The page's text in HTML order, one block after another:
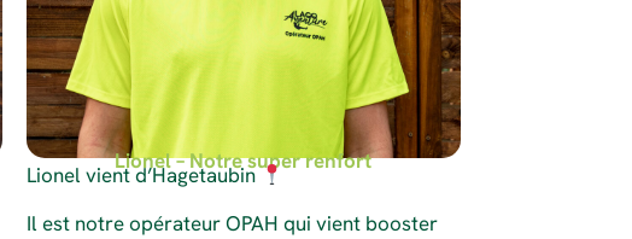
Lionel – Notre super renfort
Lionel vient d’Hagetaubin
Il est notre opérateur OPAH qui vient booster